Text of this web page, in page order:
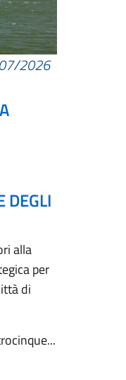
2026
DEGLI
alla
per
di